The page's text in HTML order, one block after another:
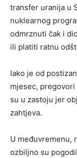
transfer uranija u
nuklearnog
odmrznuti čak i
ili platiti ratnu
Iako je od
mjesec, pregovori
su u zastoju jer
zahtjeva.
U međuvremenu,
ozbiljno su